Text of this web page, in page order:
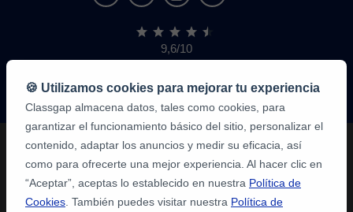
9,6/10
1.339.284
de
alumnos
🍪 Utilizamos cookies para mejorar tu experiencia
Classgap almacena datos, tales como cookies, para
garantizar el funcionamiento básico del sitio, personalizar el
contenido, adaptar los anuncios y medir su eficacia, así
como para ofrecerte una mejor experiencia. Al hacer clic en
“Aceptar”, aceptas lo establecido en nuestra Política de
Cookies . También puedes visitar nuestra Política de